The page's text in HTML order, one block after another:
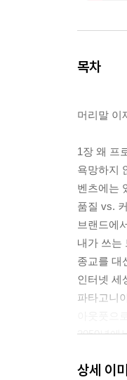
목차
머리말 이
1장 왜 프
욕망하지
벤츠에는
품질 vs.
브랜드에
내가 쓰는
종교를 대
인터넷 세
파타고니
2050년에
상세 이